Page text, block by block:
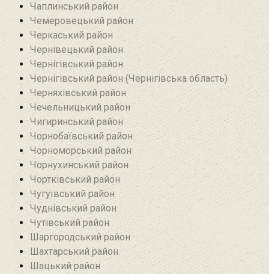
Чаплинський район
Чемеровецький район
Черкаський район
Чернівецький район
Чернігівський район
Чернігівський район (Чернігівська область)
Черняхівський район‎
Чечельницький район
Чигиринський район
Чорнобаївський район
Чорноморський район
Чорнухинський район‎
Чортківський район
Чугуївський район
Чуднівський район
Чутівський район
Шаргородський район
Шахтарський район‎
Шацький район